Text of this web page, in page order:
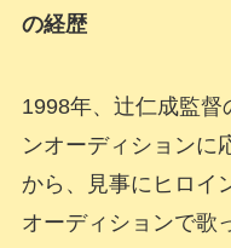
の経歴
1998年、辻仁成監督
ンオーディションに
から、見事にヒロイ
オーディションで歌